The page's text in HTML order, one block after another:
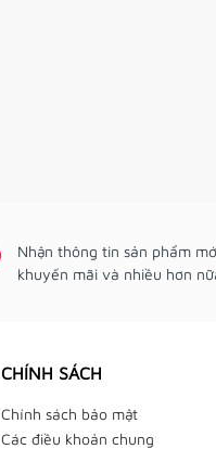
Nhận thông tin sản phẩm
khuyến mãi và nhiều hơn
CHÍNH SÁCH
Chính sách bảo mật
Các điều khoản chung